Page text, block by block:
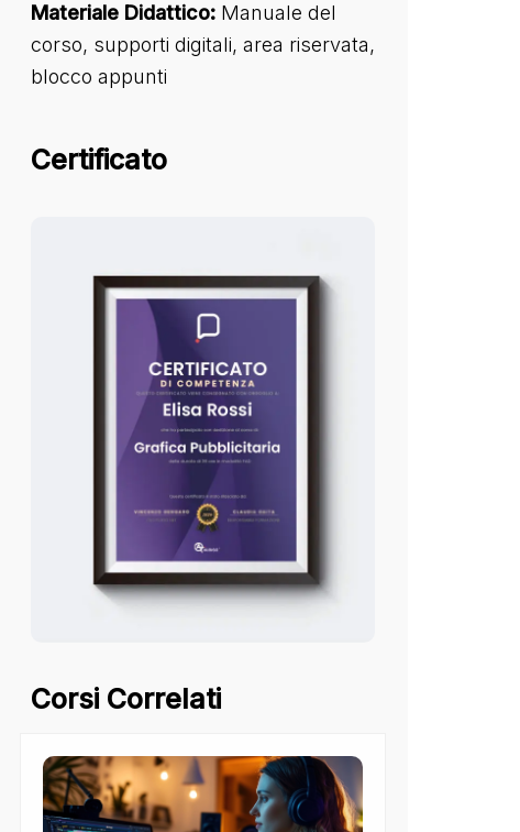
Materiale Didattico:Manuale del
corso, supporti digitali, area riservata,
blocco appunti
Certificato
Corsi Correlati